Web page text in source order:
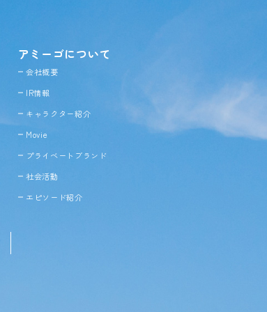
アミーゴについて
会社概要
IR情報
キャラクター紹介
Movie
プライベートブランド
社会活動
エピソード紹介